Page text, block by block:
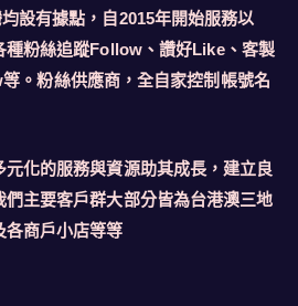
設有據點，自2015年開始服務以
種粉絲追蹤Follow、讚好Like、客製
。粉絲供應商，全自家控制帳號名
化的服務與資源助其成長，建立良
主要客戶群大部分皆為台港澳三地
各商戶小店等等